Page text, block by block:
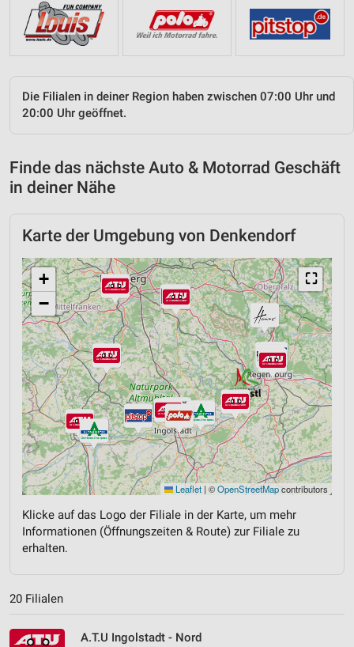
Die Filialen in deiner Region haben zwischen 07:00 Uhr und
20:00 Uhr geöffnet.
Finde das nächste Auto & Motorrad Geschäft
in deiner Nähe
Karte der Umgebung von Denkendorf
⛶
+
−
Leaflet | ©OpenStreetMapcontributors
Klicke auf das Logo der Filiale in der Karte, um mehr
Informationen (Öffnungszeiten & Route) zur Filiale zu
erhalten.
20 Filialen
A.T.U Ingolstadt - Nord